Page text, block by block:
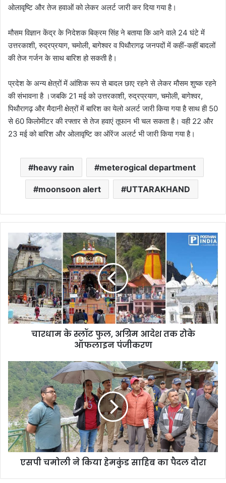
ओलावृष्टि और तेज हवाओं को लेकर अलर्ट जारी कर दिया गया है।
मौसम विज्ञान केंद्र के निदेशक बिक्रम सिंह ने बताया कि आने वाले 24 घंटे में
उत्तरकाशी, रुद्रप्रयाग, चमोली, बागेश्वर व पिथौरागढ़ जनपदों में कहीं-कहीं बादलों
की तेज गर्जन के साथ बारिश हो सकती है।
प्रदेश के अन्य क्षेत्रों में आंशिक रूप से बादल छाए रहने से लेकर मौसम शुष्क रहने
की संभावना है ।जबकि 21 मई को उत्तरकाशी, रुद्रप्रयाग, चमोली, बागेश्वर,
पिथौरागढ़ और मैदानी क्षेत्रों में बारिश का येलो अलर्ट जारी किया गया है साथ ही 50
से 60 किलोमीटर की रफ्तार से तेज हवाएं तूफान भी चल सकता है। वही 22 और
23 मई को बारिश और ओलावृष्टि का ऑरेंज अलर्ट भी जारी किया गया है।
heavy rain meterogical department
moonsoon alert UTTARAKHAND
के
स्लॉट
फुल,
अग्रिम
आदेश
तक
रोके
ऑफलाइन
चारधाम के स्लॉट फुल, अग्रिम आदेश तक रोके
ऑफलाइन पंजीकरण
एसपी
चमोली
ने
किया
हेमकुंड
साहिब
का
पैदल
दौरा
एसपी चमोली ने किया हेमकुंड साहिब का पैदल दौरा